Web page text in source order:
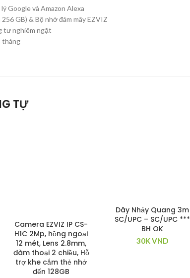
Google và Amazon Alexa
GB) & Bộ nhớ đám mây EZVIZ
tư nghiêm ngặt
tháng
TỰ
Camera EZVIZ IP CS-
H1C 2Mp, hồng ngoại
12 mét, Lens 2.8mm,
đàm thoại 2 chiều, Hỗ
trợ khe cắm thẻ nhớ
đến 128GB
Dây Nhảy Quang 3m
SC/UPC – SC/UPC ***
BH OK
30KVND